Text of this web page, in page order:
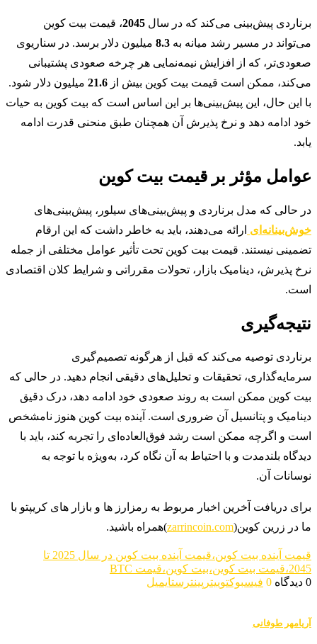
برناردی پیش‌بینی می‌کند که در سال 2045، قیمت بیت کوین
می‌تواند در مسیر رشد میانه به 8.3 میلیون دلار برسد. در سناریوی
صعودی‌تر، که از افزایش نیمه‌نمایی هر چرخه صعودی پشتیبانی
می‌کند، ممکن است قیمت بیت کوین بیش از 21.6 میلیون دلار شود.
با این حال، این پیش‌بینی‌ها بر این اساس است که بیت کوین به حیات
خود ادامه دهد و نرخ پذیرش آن همچنان طبق منحنی قدرت ادامه
یابد.
عوامل مؤثر بر قیمت بیت کوین
در حالی که مدل برناردی و پیش‌بینی‌های سیلور، پیش‌بینی‌های
خوش‌بینانه‌ای ارائه می‌دهند، باید به خاطر داشت که این ارقام
تضمینی نیستند. قیمت بیت کوین تحت تأثیر عوامل مختلفی از جمله
نرخ پذیرش، دینامیک بازار، تحولات مقرراتی و شرایط کلان اقتصادی
است.
نتیجه‌گیری
برناردی توصیه می‌کند که قبل از هرگونه تصمیم‌گیری
سرمایه‌گذاری، تحقیقات و تحلیل‌های دقیقی انجام دهید. در حالی که
بیت کوین ممکن است به روند صعودی خود ادامه دهد، درک دقیق
دینامیک و پتانسیل آن ضروری است. آینده بیت کوین هنوز نامشخص
است و اگرچه ممکن است رشد فوق‌العاده‌ای را تجربه کند، باید با
دیدگاه بلندمدت و با احتیاط به آن نگاه کرد، به‌ویژه با توجه به
نوسانات آن.
برای دریافت آخرین اخبار مربوط به رمزارز ها و بازار های کریپتو با
ما در زرین کوین(zarrincoin.com)همراه باشید.
قیمت آینده بیت کوین،قیمت آینده بیت کوین در سال 2025 تا
2045،قیمت بیت کوین،بیت کوین،قیمت BTC
0 دیدگاه
0 فیسبوکتوییتر پینترستایمیل
آریامهر طوفانی